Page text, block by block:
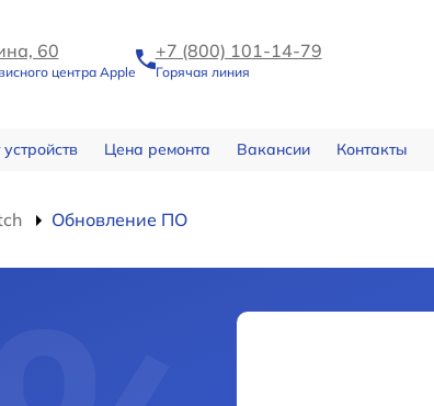
60
центра Apple
+7 (800) 101-14-79
Горячая линия
Цена ремонта Вакансии Контакты
Обновление ПО